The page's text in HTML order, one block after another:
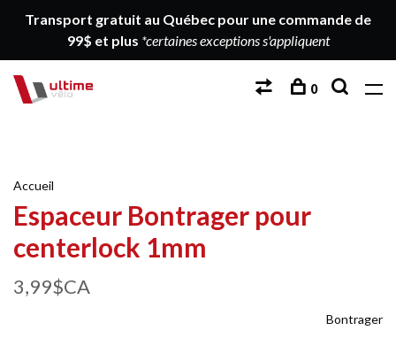
Transport gratuit au Québec pour une commande de
99$ et plus *certaines exceptions s'appliquent
0
Accueil
Espaceur Bontrager pour
centerlock 1mm
3,99$CA
Bontrager